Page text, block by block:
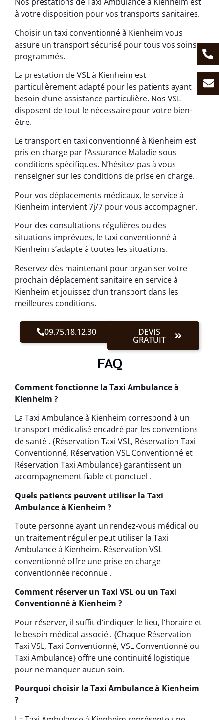
à votre disposition pour vos transports sanitaires.
Choisir un taxi conventionné à Kienheim vous
assure un transport sécurisé pour tous vos soins
programmés.
La prestation de VSL à Kienheim est
particulièrement adapté pour les patients ayant
besoin d’une assistance particulière. Nos VSL
disposent de tout le nécessaire pour votre bien-
être.
Le transport en taxi conventionné à Kienheim est
pris en charge par l’Assurance Maladie sous
conditions spécifiques. N’hésitez pas à vous
renseigner sur les conditions de prise en charge.
Pour vos déplacements médicaux, le service à
Kienheim intervient 7j/7 pour vous accompagner.
Pour des consultations régulières ou des
situations imprévues, le taxi conventionné à
Kienheim s’adapte à toutes les situations.
Réservez dès maintenant pour organiser votre
prochain déplacement sanitaire en service à
Kienheim et jouissez d’un transport dans les
meilleures conditions.
09.75.18.12.30 DEVIS
GRATUIT
FAQ
Comment fonctionne la Taxi Ambulance à
Kienheim ?
La Taxi Ambulance à Kienheim correspond à un
transport médicalisé encadré par les conventions
de santé . {Réservation Taxi VSL, Réservation Taxi
Conventionné, Réservation VSL Conventionné et
Réservation Taxi Ambulance} garantissent un
accompagnement fiable et ponctuel .
Quels patients peuvent utiliser la Taxi
Ambulance à Kienheim ?
Toute personne ayant un rendez-vous médical ou
un traitement régulier peut utiliser la Taxi
Ambulance à Kienheim. Réservation VSL
conventionné offre une prise en charge
conventionnée reconnue .
Comment réserver un Taxi VSL ou un Taxi
Conventionné à Kienheim ?
Pour réserver, il suffit d’indiquer le lieu, l’horaire et
le besoin médical associé . {Chaque Réservation
Taxi VSL, Taxi Conventionné, VSL Conventionné ou
Taxi Ambulance} offre une continuité logistique
pour ne manquer aucun soin.
Pourquoi choisir la Taxi Ambulance à Kienheim
?